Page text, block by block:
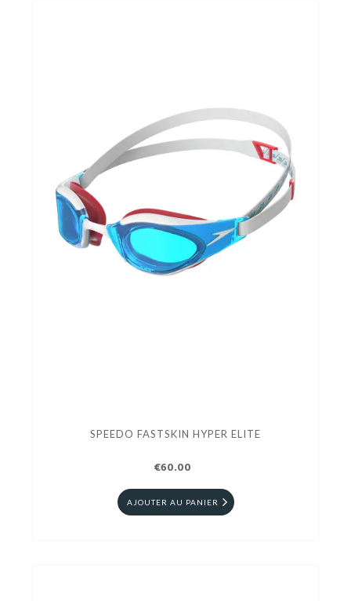
SPEEDO FASTSKIN HYPER ELITE
€60.00
AJOUTER AU PANIER